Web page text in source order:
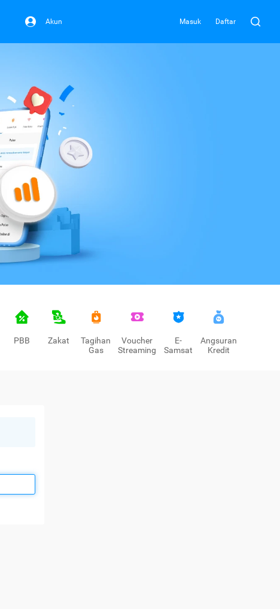
Akun Masuk Daftar
PBB Zakat
Tagihan
Gas
Voucher
Streaming
E-
Samsat
Angsuran
Kredit